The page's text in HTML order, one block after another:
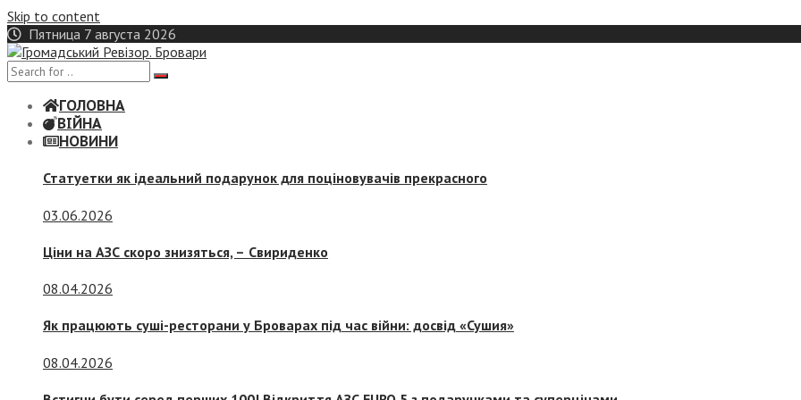
Skip to content
Пятница 7 августа 2026
ГОЛОВНА
ВІЙНА
НОВИНИ
Статуетки як ідеальний подарунок для поціновувачів прекрасного
03.06.2026
Ціни на АЗС скоро знизяться, – Свириденко
08.04.2026
Як працюють суші-ресторани у Броварах під час війни: досвід «Сушия»
08.04.2026